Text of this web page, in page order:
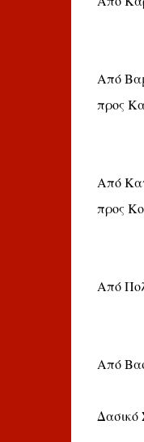
Από
προς
Από
προς
Από
Από